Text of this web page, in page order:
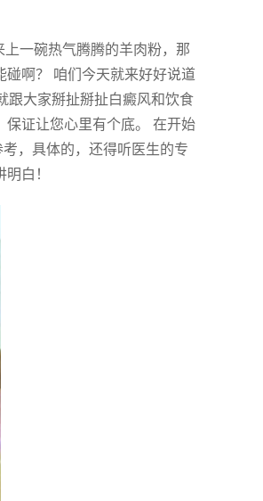
一碗热气腾腾的羊肉粉，那
碰啊？ 咱们今天就来好好说道
跟大家掰扯掰扯白癜风和饮食
保证让您心里有个底。 在开始
，具体的，还得听医生的专
白！